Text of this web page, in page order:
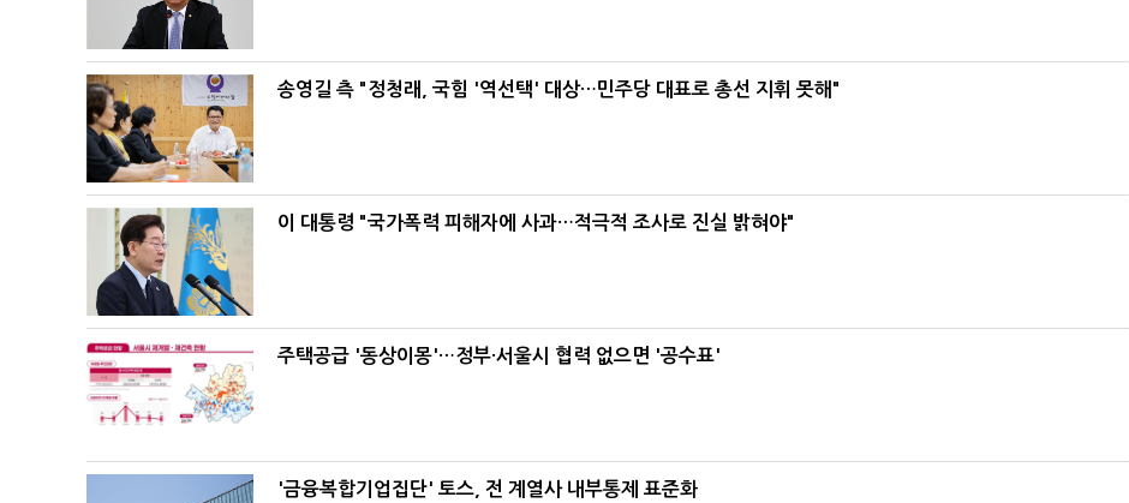
송영길 측 "정청래, 국힘 '역선택' 대상…민주당 대표로 총선 지휘 못해"
이 대통령 "국가폭력 피해자에 사과…적극적 조사로 진실 밝혀야"
주택공급 '동상이몽'…정부·서울시 협력 없으면 '공수표'
'금융복합기업집단' 토스, 전 계열사 내부통제 표준화